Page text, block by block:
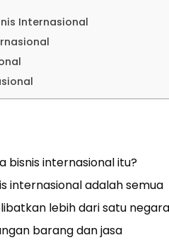
Internasional
bisnis internasional itu?
internasional adalah semua
lebih dari satu
barang dan jasa